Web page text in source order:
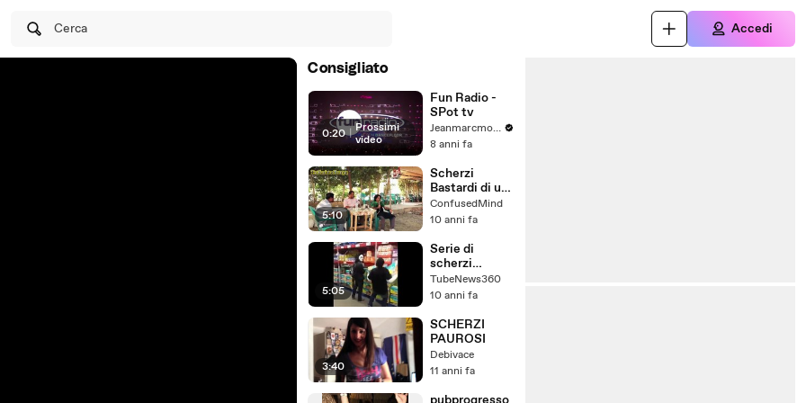
Cerca Accedi
Consigliato
0:20 | Prossimi
video
Fun Radio -
SPot tv
Jeanmarcmorandini.com
8 anni fa
5:10
Scherzi
Bastardi di un
ragazzo
ConfusedMind
10 anni fa
5:05
Serie di
scherzi
bastardi!
TubeNews360
10 anni fa
3:40
SCHERZI
PAUROSI
Debivace
11 anni fa